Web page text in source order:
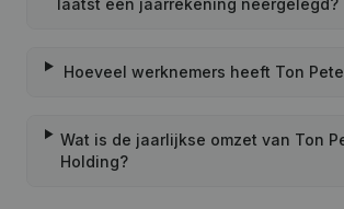
laatst een jaarrekening neergelegd?
Hoeveel werknemers heeft Ton
Wat is de jaarlijkse omzet van Ton
Holding?